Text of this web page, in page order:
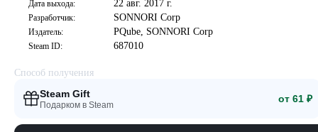
Дата выхода: 22 авг. 2017 г.
Разработчик: SONNORI Corp
Издатель: PQube, SONNORI Corp
Steam ID: 687010
Способ получения
Steam Gift
Подарком в Steam
от 61 ₽